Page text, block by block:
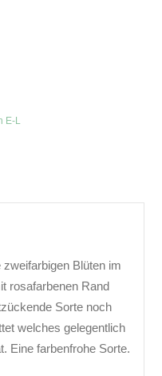
E-L
Blüten im
rosafarbenen Rand
Sorte noch
welches gelegentlich
Eine farbenfrohe Sorte.